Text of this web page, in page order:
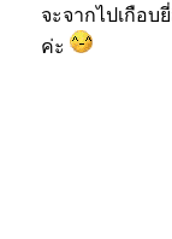
จะจากไปเกือ
ค่ะ